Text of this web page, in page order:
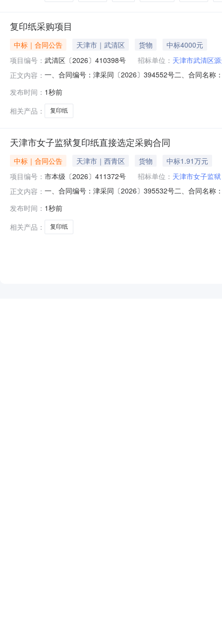
复印纸采购项目
中标｜合同公告 天津市｜武清区 货物
中标4000元
项目编号： 武清区〔2026〕410398号 招标单位： 天津市武清区
正文内容： 一、合同编号：津采同〔2026〕394552号二、合同名称
18302223915六、合同主要信息主要标的名称：复印纸
点等简
发布时间： 1秒前
相关产品：
复印纸
天津市女子监狱复印纸直接选定采购合同
中标｜合同公告 天津市｜西青区 货物
中标1.91万元
项目编号： 市本级〔2026〕411372号 招标单位： 天津市女子监狱
正文内容： 一、合同编号：津采同〔2026〕395532号二、合同名称
式：18522133612六、合同主要信息主要标的名称：天
1
发布时间： 1秒前
相关产品：
复印纸